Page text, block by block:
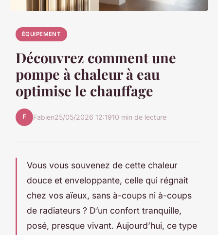
ÉQUIPEMENT
Découvrez comment une
pompe à chaleur à eau
optimise le chauffage
F Fabien25/05/2026 12:1910 min de lecture
Vous vous souvenez de cette chaleur
douce et enveloppante, celle qui régnait
chez vos aïeux, sans à-coups ni à-coups
de radiateurs ? D’un confort tranquille,
posé, presque vivant. Aujourd’hui, ce type